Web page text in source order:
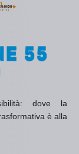
dove la
è alla